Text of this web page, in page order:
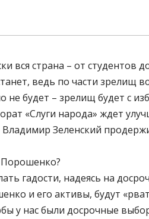
вся страна – от
ведь по части зрелищ
будет – зрелищ будет с
«Слуги народа» ждет
Зеленский
Порошенко?
гадости, надеясь на
и его активы, будут
у нас были досрочные